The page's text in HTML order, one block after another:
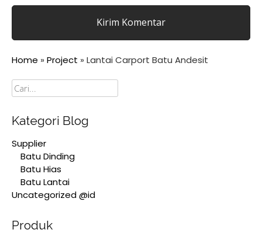
Home » Project » Lantai Carport Batu Andesit
Cari
Kategori Blog
Supplier
Batu Dinding
Batu Hias
Batu Lantai
Uncategorized @id
Produk